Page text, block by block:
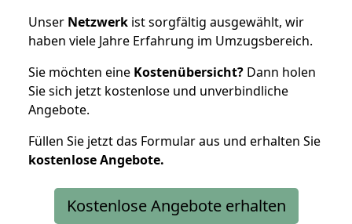
Unser Netzwerk ist sorgfältig ausgewählt, wir
haben viele Jahre Erfahrung im Umzugsbereich.
Sie möchten eine Kostenübersicht? Dann holen
Sie sich jetzt kostenlose und unverbindliche
Angebote.
Füllen Sie jetzt das Formular aus und erhalten Sie
kostenloseAngebote.
Kostenlose Angebote erhalten